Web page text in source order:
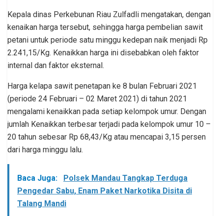
Kepala dinas Perkebunan Riau Zulfadli mengatakan, dengan
kenaikan harga tersebut, sehingga harga pembelian sawit
petani untuk periode satu minggu kedepan naik menjadi Rp
2.241,15/Kg. Kenaikkan harga ini disebabkan oleh faktor
internal dan faktor eksternal.
Harga kelapa sawit penetapan ke 8 bulan Februari 2021
(periode 24 Februari – 02 Maret 2021) di tahun 2021
mengalami kenaikkan pada setiap kelompok umur. Dengan
jumlah Kenaikkan terbesar terjadi pada kelompok umur 10 –
20 tahun sebesar Rp 68,43/Kg atau mencapai 3,15 persen
dari harga minggu lalu.
Baca Juga:
Polsek Mandau Tangkap Terduga
Pengedar Sabu, Enam Paket Narkotika Disita di
Talang Mandi